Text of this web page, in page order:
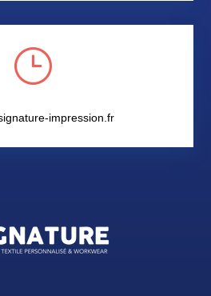
}
impression.fr